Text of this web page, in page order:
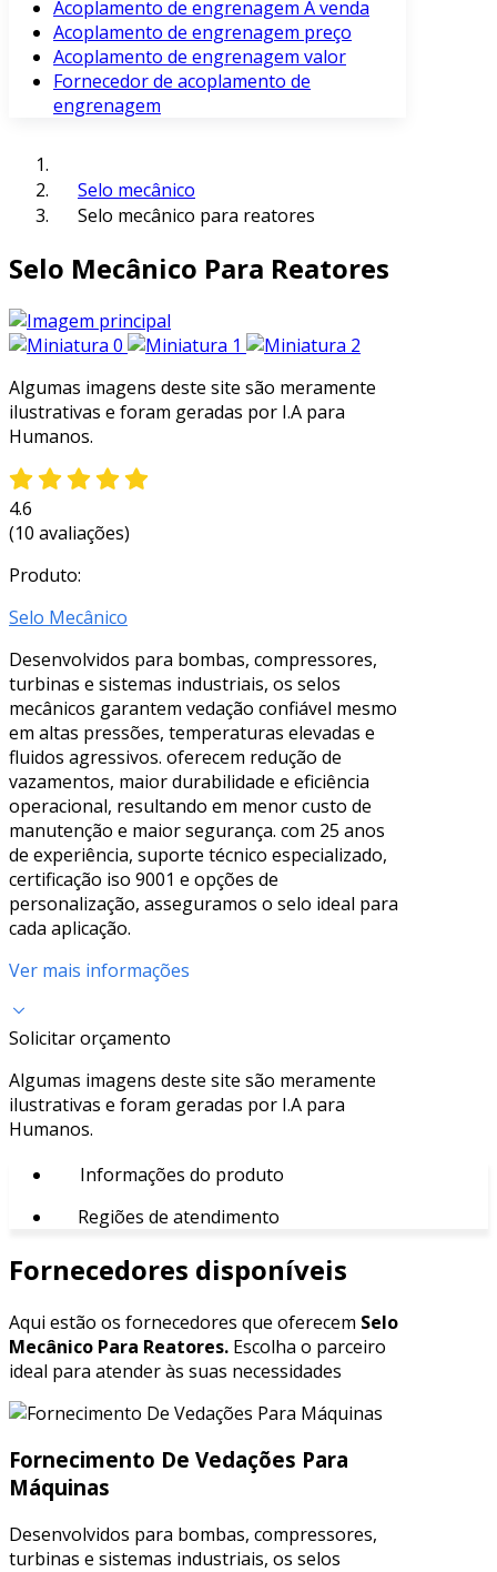
Acoplamento de engrenagem À venda
Acoplamento de engrenagem preço
Acoplamento de engrenagem valor
Fornecedor de acoplamento de
engrenagem
Selo mecânico
Selo mecânico para reatores
Selo Mecânico Para Reatores
Algumas imagens deste site são meramente
ilustrativas e foram geradas por I.A para
Humanos.
4.6
(10 avaliações)
Produto:
Selo Mecânico
Desenvolvidos para bombas, compressores,
turbinas e sistemas industriais, os selos
mecânicos garantem vedação confiável mesmo
em altas pressões, temperaturas elevadas e
fluidos agressivos. oferecem redução de
vazamentos, maior durabilidade e eficiência
operacional, resultando em menor custo de
manutenção e maior segurança. com 25 anos
de experiência, suporte técnico especializado,
certificação iso 9001 e opções de
personalização, asseguramos o selo ideal para
cada aplicação.
Ver mais informações
Solicitar orçamento
Algumas imagens deste site são meramente
ilustrativas e foram geradas por I.A para
Humanos.
Informações do produto
Regiões de atendimento
Fornecedores disponíveis
Aqui estão os fornecedores que oferecem Selo
Mecânico Para Reatores. Escolha o parceiro
ideal para atender às suas necessidades
Fornecimento De Vedações Para
Máquinas
Desenvolvidos para bombas, compressores,
turbinas e sistemas industriais, os selos